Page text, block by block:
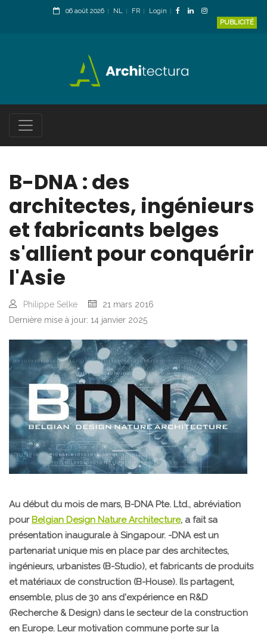
06 août 2026 NL FR
Login
PUBLICITÉ
B-DNA : des
architectes, ingénieurs
et fabricants belges
s'allient pour conquérir
l'Asie
Philippe Selke
21 mars 2016
Dernière mise à jour: 14 janvier 2025
Au début du mois de mars, B-DNA Pte. Ltd., abréviation
pour Belgian Design Nature Architecture, a fait sa
présentation inaugurale à Singapour. -DNA est un
partenariat unique mis en place par des architectes,
ingénieurs, urbanistes (B-Studio), et fabricants de produits
et matériaux de construction (B-House). Ils partagent,
ensemble, plus de 30 ans d'expérience en R&D
(Recherche & Design) dans le secteur de la construction
en Europe. Leur motivation commune porte sur la